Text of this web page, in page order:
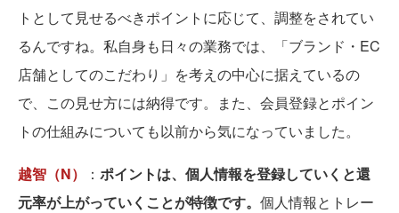
トとして見せるべきポイントに応じて、調整をされてい
るんですね。私自身も日々の業務では、「ブランド・EC
店舗としてのこだわり」を考えの中心に据えているの
で、この見せ方には納得です。また、会員登録とポイン
トの仕組みについても以前から気になっていました。
越智（N） ： ポイントは、個人情報を登録していくと還
元率が上がっていくことが特徴です。 個人情報とトレー